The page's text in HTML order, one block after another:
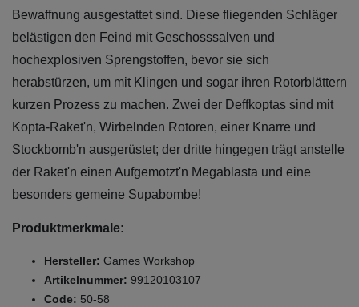
Bewaffnung ausgestattet sind. Diese fliegenden Schläger
belästigen den Feind mit Geschosssalven und
hochexplosiven Sprengstoffen, bevor sie sich
herabstürzen, um mit Klingen und sogar ihren Rotorblättern
kurzen Prozess zu machen. Zwei der Deffkoptas sind mit
Kopta-Raket'n, Wirbelnden Rotoren, einer Knarre und
Stockbomb'n ausgerüstet; der dritte hingegen trägt anstelle
der Raket'n einen Aufgemotzt'n Megablasta und eine
besonders gemeine Supabombe!
Produktmerkmale:
Hersteller: Games Workshop
Artikelnummer: 99120103107
Code: 50-58